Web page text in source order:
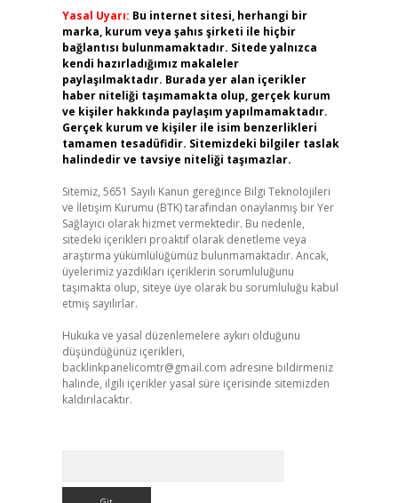
Yasal Uyarı: Bu internet sitesi, herhangi bir
marka, kurum veya şahıs şirketi ile hiçbir
bağlantısı bulunmamaktadır. Sitede yalnızca
kendi hazırladığımız makaleler
paylaşılmaktadır. Burada yer alan içerikler
haber niteliği taşımamakta olup, gerçek kurum
ve kişiler hakkında paylaşım yapılmamaktadır.
Gerçek kurum ve kişiler ile isim benzerlikleri
tamamen tesadüfidir. Sitemizdeki bilgiler taslak
halindedir ve tavsiye niteliği taşımazlar.
Sitemiz, 5651 Sayılı Kanun gereğince Bilgi Teknolojileri
ve İletişim Kurumu (BTK) tarafından onaylanmış bir Yer
Sağlayıcı olarak hizmet vermektedir. Bu nedenle,
sitedeki içerikleri proaktif olarak denetleme veya
araştırma yükümlülüğümüz bulunmamaktadır. Ancak,
üyelerimiz yazdıkları içeriklerin sorumluluğunu
taşımakta olup, siteye üye olarak bu sorumluluğu kabul
etmiş sayılırlar.
Hukuka ve yasal düzenlemelere aykırı olduğunu
düşündüğünüz içerikleri,
backlinkpanelicomtr@gmail.com adresine bildirmeniz
halinde, ilgili içerikler yasal süre içerisinde sitemizden
kaldırılacaktır.